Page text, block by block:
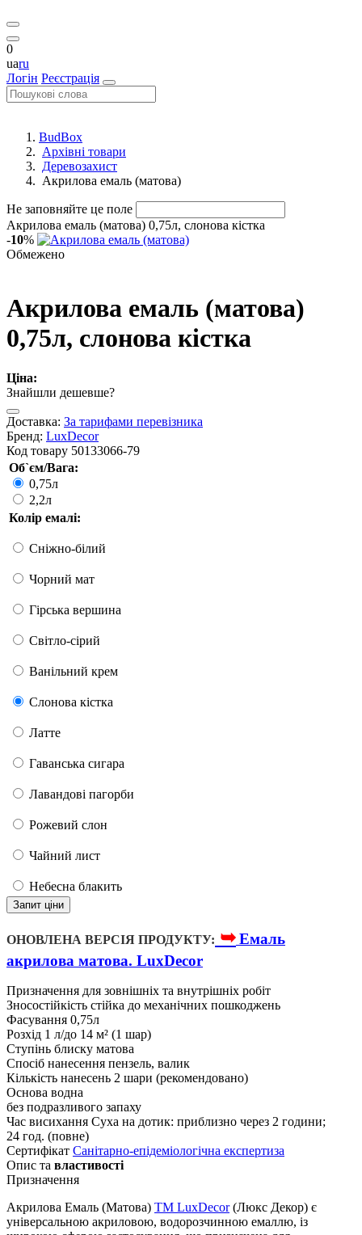
0
uaru
Логін Реєстрація
BudBox
Архівні товари
Деревозахист
Акрилова емаль (матова)
Не заповняйте це поле
Акрилова емаль (матова) 0,75л, слонова кістка
-10%
Обмежено
Акрилова емаль (матова)
0,75л, слонова кістка
Ціна:
Знайшли дешевше?
Доставка: За тарифами перевізника
Бренд: LuxDecor
Код товару 50133066-79
Об`єм/Вага:
0,75л
2,2л
Колір емалі:
Сніжно-білий
Чорний мат
Гірська вершина
Світло-сірий
Ванільний крем
Слонова кістка
Латте
Гаванська сигара
Лавандові пагорби
Рожевий слон
Чайний лист
Небесна блакить
Запит ціни
ОНОВЛЕНА ВЕРСІЯ ПРОДУКТУ: ➥Емаль
акрилова матова. LuxDecor
Призначення для зовнішніх та внутрішніх робіт
Зносостійкість стійка до механічних пошкоджень
Фасування 0,75л
Розхід 1 л/до 14 м² (1 шар)
Ступінь блиску матова
Спосіб нанесення пензель, валик
Кількість нанесень 2 шари (рекомендовано)
Основа водна
без подразливого запаху
Час висихання Суха на дотик: приблизно через 2 години;
24 год. (повне)
Сертифікат Санітарно-епідеміологічна експертиза
Опис та властивості
Призначення
Акрилова Емаль (Матова) TM LuxDecor(Люкс Декор) є
універсальною акриловою, водорозчинною емаллю, із